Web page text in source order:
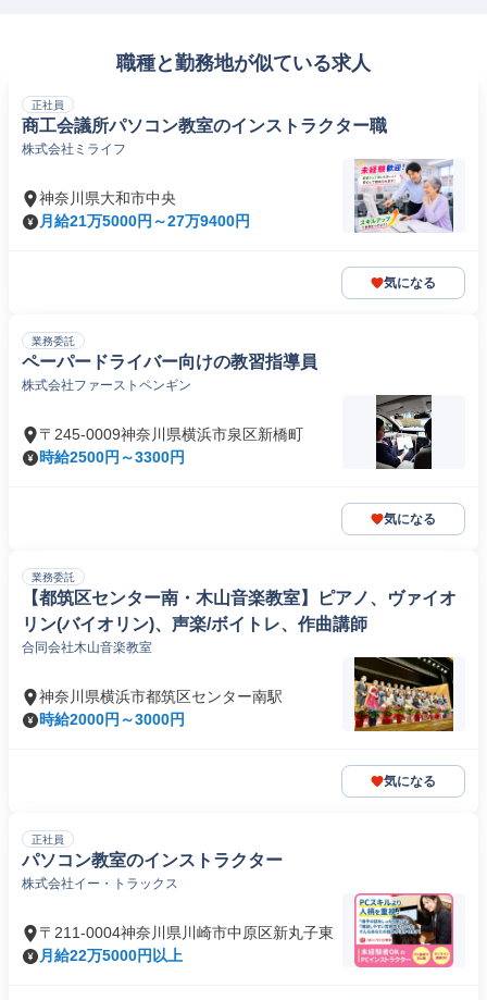
職種と勤務地が似ている求人
正社員
商工会議所パソコン教室のインストラクター職
株式会社ミライフ
神奈川県大和市中央
月給21万5000円～27万9400円
気になる
業務委託
ペーパードライバー向けの教習指導員
株式会社ファーストペンギン
〒245-0009神奈川県横浜市泉区新橋町
時給2500円～3300円
気になる
業務委託
【都筑区センター南・木山音楽教室】ピアノ、ヴァイオ
リン(バイオリン)、声楽/ボイトレ、作曲講師
合同会社木山音楽教室
神奈川県横浜市都筑区センター南駅
時給2000円～3000円
気になる
正社員
パソコン教室のインストラクター
株式会社イー・トラックス
〒211-0004神奈川県川崎市中原区新丸子東
月給22万5000円以上